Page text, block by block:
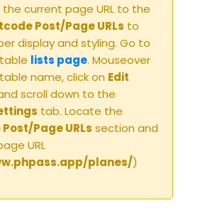
current page URL to the
Post/Page URLs to
display and styling. Go to
lists page. Mouseover
name, click on Edit
scroll down to the
tab. Locate the
Page URLs section and
URL
planes/)